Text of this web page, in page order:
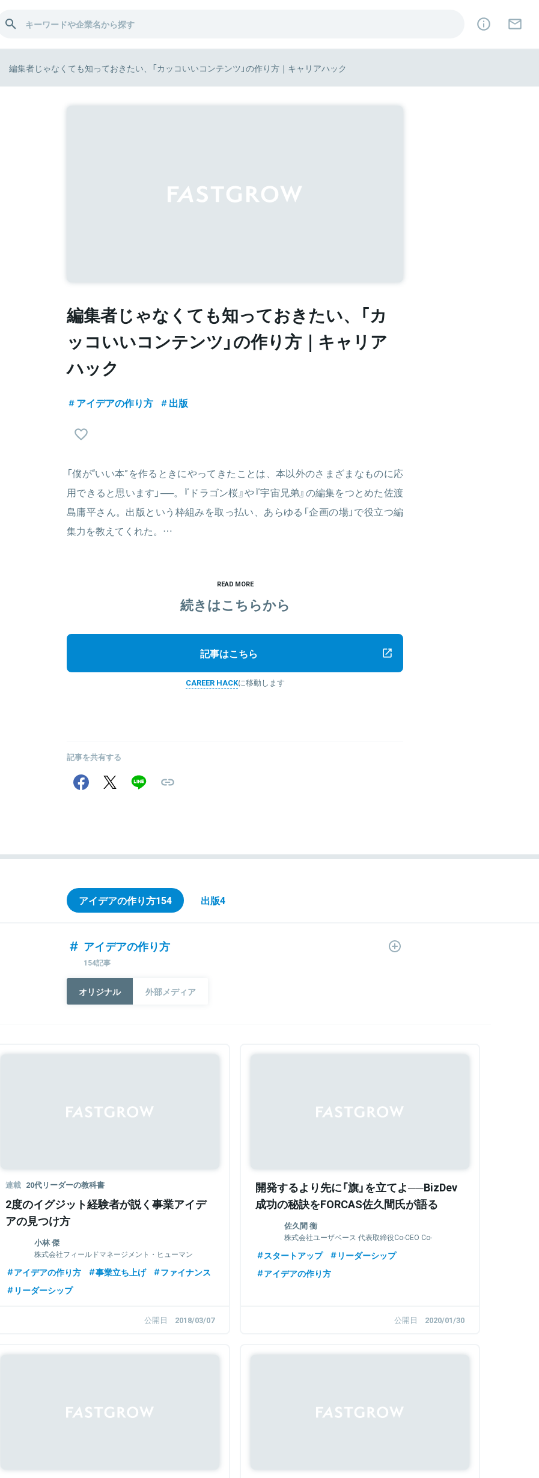
編集者じゃなくても知っておきたい、「カッコいいコンテンツ」の作り方｜キャリアハック
編集者じゃなくても知っておきたい、「カ
ッコいいコンテンツ」の作り方｜キャリア
ハック
アイデアの作り方 出版
「僕が“いい本”を作るときにやってきたことは、本以外のさまざまなものに応
用できると思います」──。『ドラゴン桜』や『宇宙兄弟』の編集をつとめた佐渡
島庸平さん。出版という枠組みを取っ払い、あらゆる「企画の場」で役立つ編
集力を教えてくれた。…
READ MORE
続きはこちらから
記事はこちら
CAREER HACKに移動します
記事を共有する
アイデアの作り方154 出版4
アイデアの作り方
154記事
オリジナル 外部メディア
連載 20代リーダーの教科書
2度のイグジット経験者が説く事業アイデ
アの見つけ方
小林 傑
株式会社フィールドマネージメント・ヒューマン
リソース 代表取締役
アイデアの作り方 事業立ち上げ
ファイナンス
リーダーシップ
公開日 2018/03/07
開発するより先に「旗」を立てよ──BizDev
成功の秘訣をFORCAS佐久間氏が語る
佐久間 衡
株式会社ユーザベース 代表取締役Co-CEO Co-
Chief Executive Officer
スタートアップ
リーダーシップ
アイデアの作り方
公開日 2020/01/30